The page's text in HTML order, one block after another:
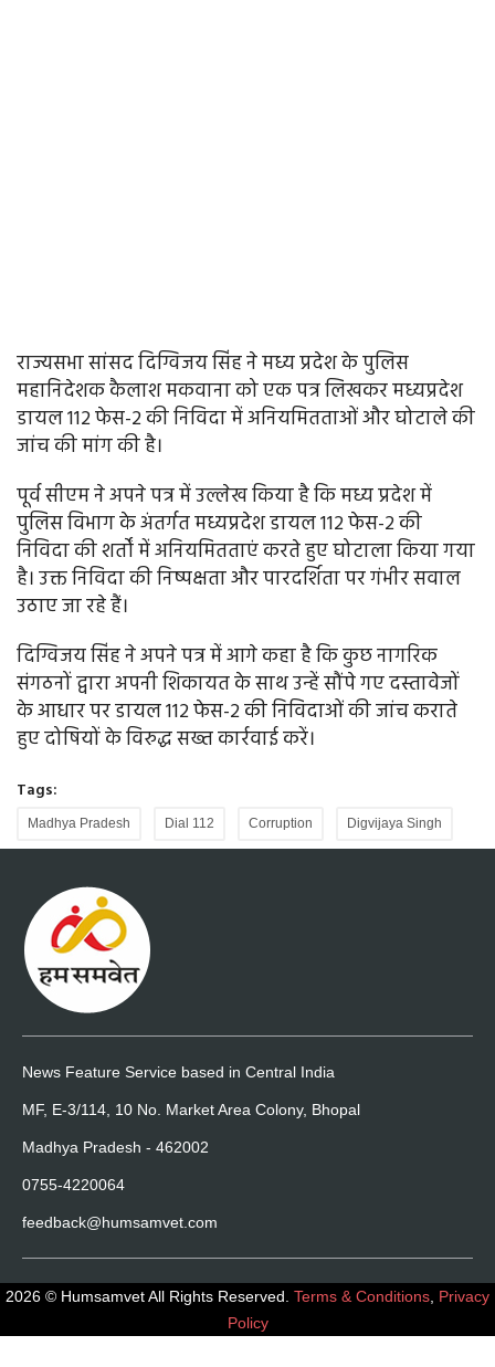
राज्यसभा सांसद दिग्विजय सिंह ने मध्य प्रदेश के पुलिस
महानिदेशक कैलाश मकवाना को एक पत्र लिखकर मध्यप्रदेश
डायल 112 फेस-2 की निविदा में अनियमितताओं और घोटाले की
जांच की मांग की है।
पूर्व सीएम ने अपने पत्र में उल्लेख किया है कि मध्य प्रदेश में
पुलिस विभाग के अंतर्गत मध्यप्रदेश डायल 112 फेस-2 की
निविदा की शर्तों में अनियमितताएं करते हुए घोटाला किया गया
है। उक्त निविदा की निष्पक्षता और पारदर्शिता पर गंभीर सवाल
उठाए जा रहे हैं।
दिग्विजय सिंह ने अपने पत्र में आगे कहा है कि कुछ नागरिक
संगठनों द्वारा अपनी शिकायत के साथ उन्हें सौंपे गए दस्तावेजों
के आधार पर डायल 112 फेस-2 की निविदाओं की जांच कराते
हुए दोषियों के विरुद्ध सख्त कार्रवाई करें।
Tags:
Madhya Pradesh Dial 112 Corruption Digvijaya Singh
News Feature Service based in Central India
MF, E-3/114, 10 No. Market Area Colony, Bhopal
Madhya Pradesh - 462002
0755-4220064
feedback@humsamvet.com
2026 © Humsamvet All Rights Reserved. Terms & Conditions Privacy
Policy